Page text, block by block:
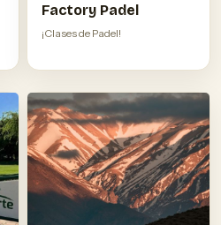
Factory Padel
¡Clases de Padel!